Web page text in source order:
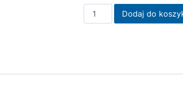
ilość
Remmers
Dodaj do